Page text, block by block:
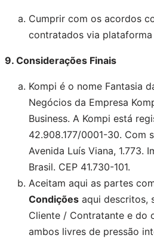
Cumprir com os acordos
contratados via
9. Considerações Finais
Kompi é o nome Fantasia
Negócios da Empresa
Business. A Kompi está
42.908.177/0001-30. Com
Avenida Luís Viana, 1.773.
Brasil. CEP 41.730-101.
Aceitam aqui as partes
Condições aqui descritos,
Cliente / Contratante e do
ambos livres de pressão